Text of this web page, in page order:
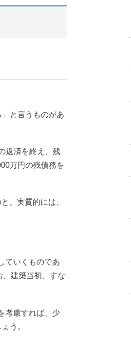
と言うものがあ
返済を終え、残
万円の残債務を
、実質的には、
ていくものであ
、建築当初、すな
考慮すれば、少
う。